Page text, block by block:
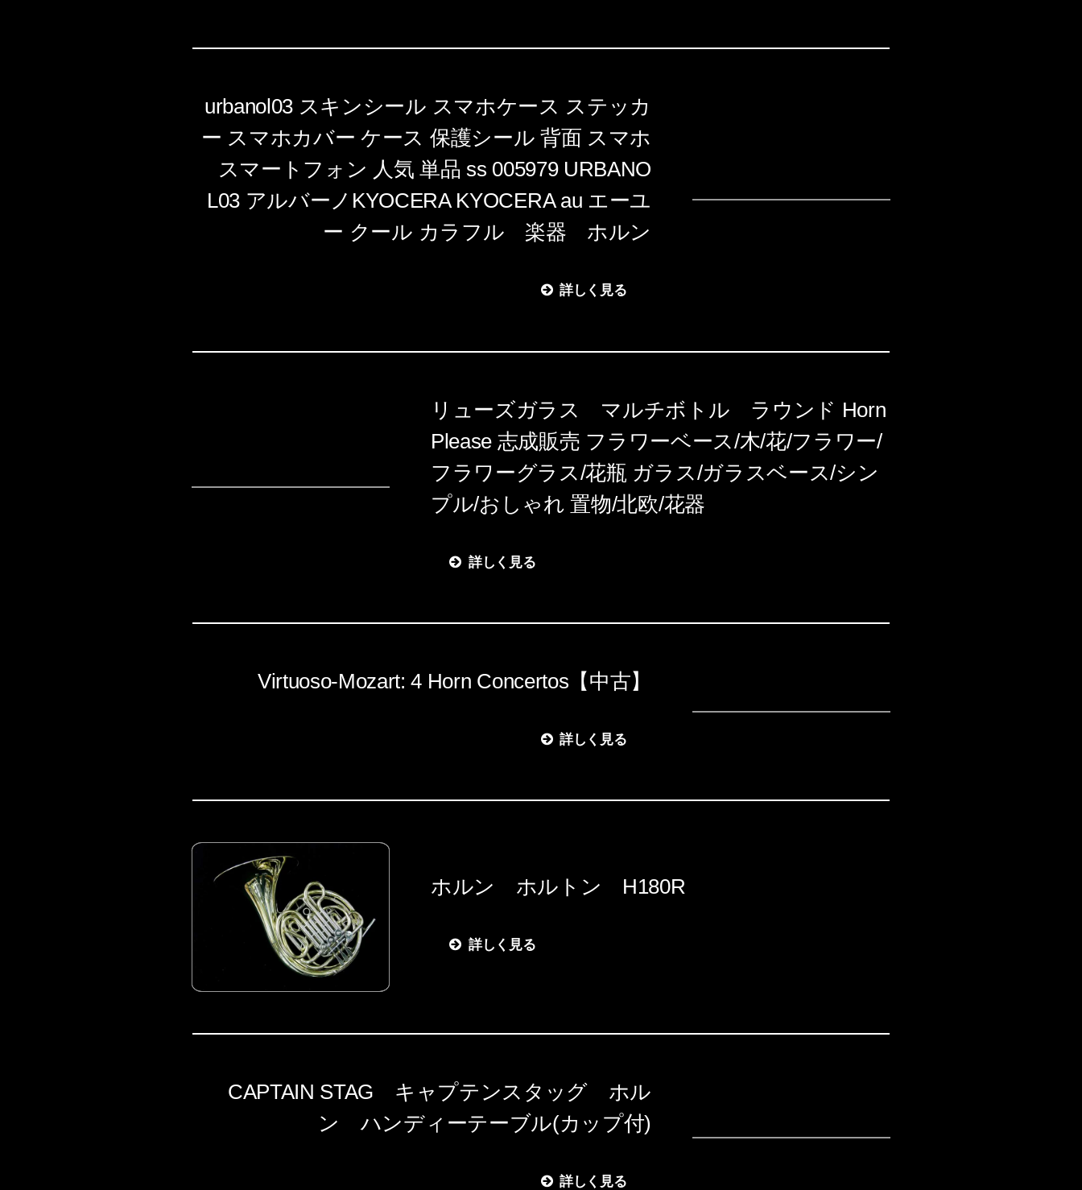
urbanol03 スキンシール スマホケース ステッカ
ー スマホカバー ケース 保護シール 背面 スマホ
スマートフォン 人気 単品 ss 005979 URBANO
L03 アルバーノKYOCERA KYOCERA au エーユ
ー クール カラフル 楽器 ホルン
詳しく見る
リューズガラス マルチボトル ラウンド Horn
Please 志成販売 フラワーベース/木/花/フラワー/
フラワーグラス/花瓶 ガラス/ガラスベース/シン
プル/おしゃれ 置物/北欧/花器
詳しく見る
Virtuoso-Mozart: 4 Horn Concertos【中古】
詳しく見る
ホルン ホルトン H180R
詳しく見る
CAPTAIN STAG キャプテンスタッグ ホル
ン ハンディーテーブル(カップ付)
詳しく見る